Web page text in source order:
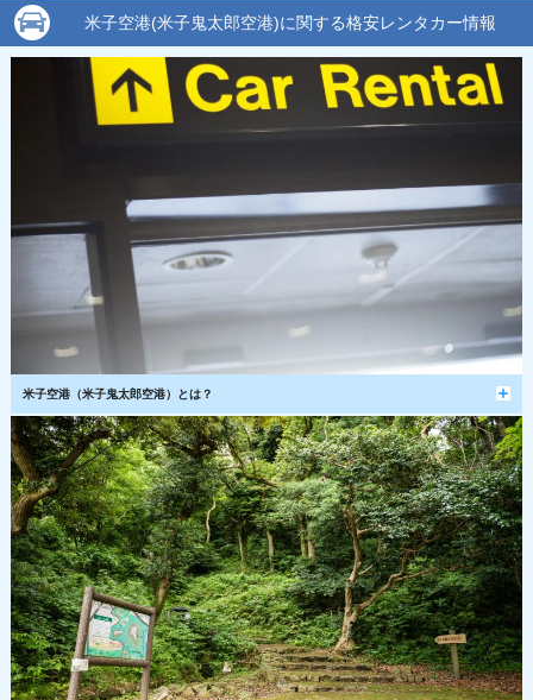
米子空港(米子鬼太郎空港)に関する格安レンタカー情報
米子空港（米子鬼太郎空港）とは？